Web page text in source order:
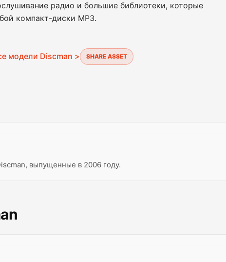
радио и большие библиотеки, которые
компакт-диски MP3.
модели Discman > SHARE ASSET
выпущенные в 2006 году.